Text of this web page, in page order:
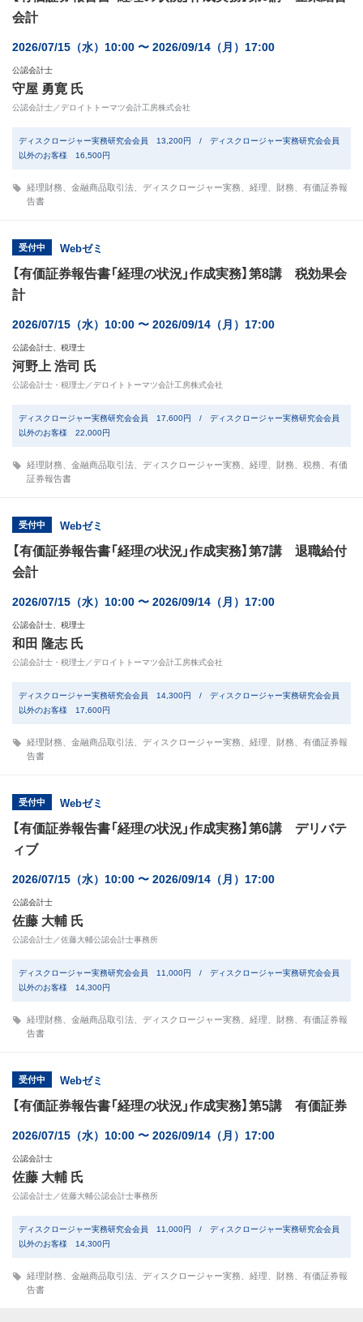
会計
2026/07/15（水）10:00 〜 2026/09/14（月）17:00
公認会計士
守屋 勇寛 氏
公認会計士／デロイトトーマツ会計工房株式会社
ディスクロージャー実務研究会会員 13,200円 / ディスクロージャー実務研究会会員
以外のお客様 16,500円
経理財務 金融商品取引法 ディスクロージャー実務 経理 財務
有価証券報
告書
受付中 Webゼミ
【有価証券報告書「経理の状況」作成実務】第8講 税効果会
計
2026/07/15（水）10:00 〜 2026/09/14（月）17:00
公認会計士、税理士
河野上 浩司 氏
公認会計士・税理士／デロイトトーマツ会計工房株式会社
ディスクロージャー実務研究会会員 17,600円 / ディスクロージャー実務研究会会員
以外のお客様 22,000円
経理財務 金融商品取引法 ディスクロージャー実務 経理 財務 税務
有価
証券報告書
受付中 Webゼミ
【有価証券報告書「経理の状況」作成実務】第7講 退職給付
会計
2026/07/15（水）10:00 〜 2026/09/14（月）17:00
公認会計士、税理士
和田 隆志 氏
公認会計士・税理士／デロイトトーマツ会計工房株式会社
ディスクロージャー実務研究会会員 14,300円 / ディスクロージャー実務研究会会員
以外のお客様 17,600円
経理財務 金融商品取引法 ディスクロージャー実務 経理 財務
有価証券報
告書
受付中 Webゼミ
【有価証券報告書「経理の状況」作成実務】第6講 デリバテ
ィブ
2026/07/15（水）10:00 〜 2026/09/14（月）17:00
公認会計士
佐藤 大輔 氏
公認会計士／佐藤大輔公認会計士事務所
ディスクロージャー実務研究会会員 11,000円 / ディスクロージャー実務研究会会員
以外のお客様 14,300円
経理財務 金融商品取引法 ディスクロージャー実務 経理 財務
有価証券報
告書
受付中 Webゼミ
【有価証券報告書「経理の状況」作成実務】第5講 有価証券
2026/07/15（水）10:00 〜 2026/09/14（月）17:00
公認会計士
佐藤 大輔 氏
公認会計士／佐藤大輔公認会計士事務所
ディスクロージャー実務研究会会員 11,000円 / ディスクロージャー実務研究会会員
以外のお客様 14,300円
経理財務 金融商品取引法 ディスクロージャー実務 経理 財務
有価証券報
告書